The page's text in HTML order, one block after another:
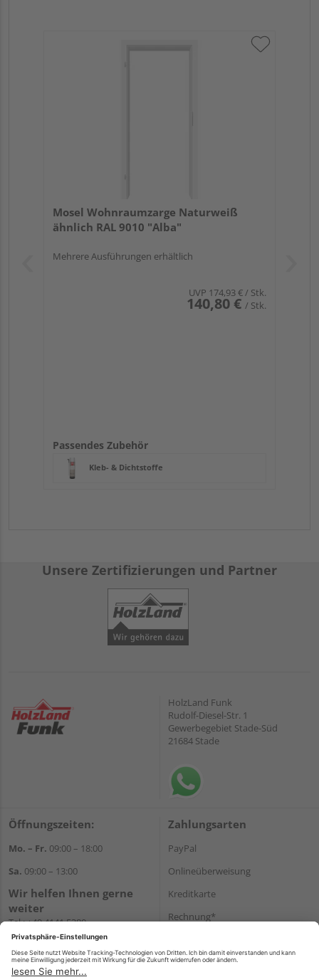
Mosel Wohnraumzarge Naturweiß
ähnlich RAL 9010 "Alba"
Mehrere Ausführungen erhältlich
UVP 174,93 €/ Stk.
140,80 € / Stk.
Passendes Zubehör
Kleb- & Dichtstoffe
Unsere Zertifizierungen und Partner
HolzLand Funk
Rudolf-Diesel-Str. 1
Gewerbegebiet Stade-Süd
21684 Stade
Öffnungszeiten:
Mo. – Fr. 09:00 – 18:00
Sa. 09:00 – 13:00
Wir helfen Ihnen gerne
weiter
Tel.:+49 4141 5380
E-Mail:shop@holzland-funk.de
WhatsApp
Zahlungsarten
PayPal
Onlineüberweisung
Kreditkarte
Rechnung*
Versand